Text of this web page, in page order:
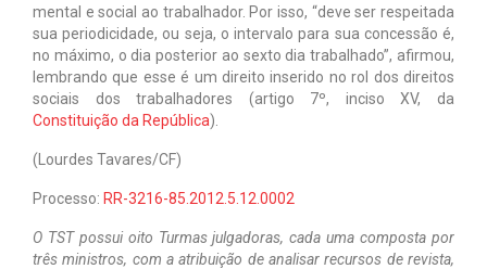
mental e social ao trabalhador. Por isso, “deve ser respeitada
sua periodicidade, ou seja, o intervalo para sua concessão é,
no máximo, o dia posterior ao sexto dia trabalhado”, afirmou,
lembrando que esse é um direito inserido no rol dos direitos
sociais dos trabalhadores (artigo 7º, inciso XV, da
Constituição da República).
(Lourdes Tavares/CF)
Processo: RR-3216-85.2012.5.12.0002
O TST possui oito Turmas julgadoras, cada uma composta por
três ministros, com a atribuição de analisar recursos de revista,